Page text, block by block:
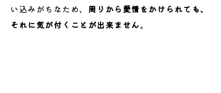
い込みがちなため、 周りから愛情をかけられても、
それに気が付くことが出来ません。